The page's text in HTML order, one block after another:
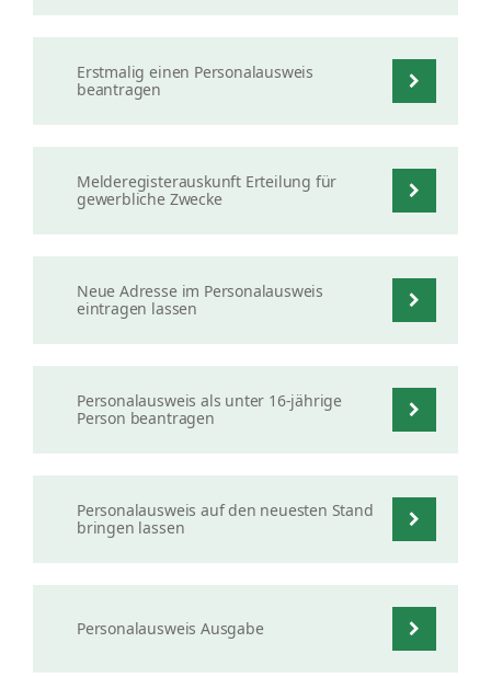
Erstmalig einen Personalausweis
beantragen
Melderegisterauskunft Erteilung für
gewerbliche Zwecke
Neue Adresse im Personalausweis
eintragen lassen
Personalausweis als unter 16-jährige
Person beantragen
Personalausweis auf den neuesten Stand
bringen lassen
Personalausweis Ausgabe